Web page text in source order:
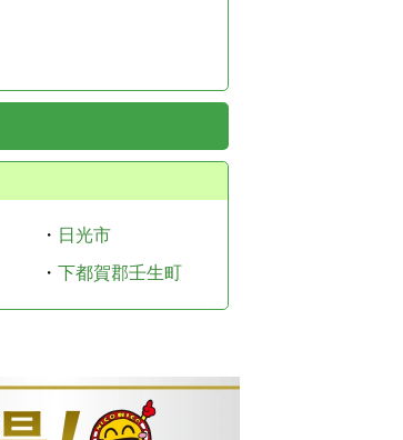
・ 日光市
・ 下都賀郡壬生町